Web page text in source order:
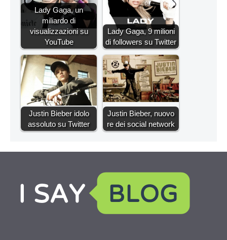
Lady Gaga, un
miliardo di
visualizzazioni su
YouTube
Lady Gaga, 9 milioni
di followers su Twitter
Justin Bieber idolo
assoluto su Twitter
Justin Bieber, nuovo
re dei social network